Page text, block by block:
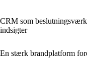
CRM som
indsigter
En stærk brandplatform